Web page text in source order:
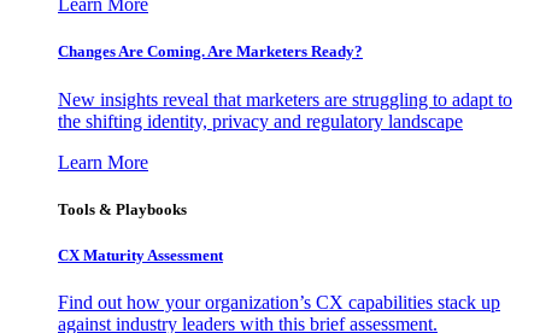
Learn More
Changes Are Coming. Are Marketers Ready?
New insights reveal that marketers are struggling to adapt to
the shifting identity, privacy and regulatory landscape
Learn More
Tools & Playbooks
CX Maturity Assessment
Find out how your organization’s CX capabilities stack up
against industry leaders with this brief assessment.